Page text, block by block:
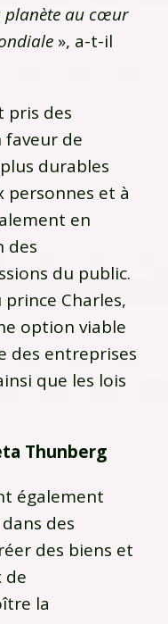
planète au cœur
», a-t-il
pris des
de
durables
et à
en
des
du public.
Charles,
option viable
des entreprises
que les lois
Thunberg
également
des
des biens et
de
la